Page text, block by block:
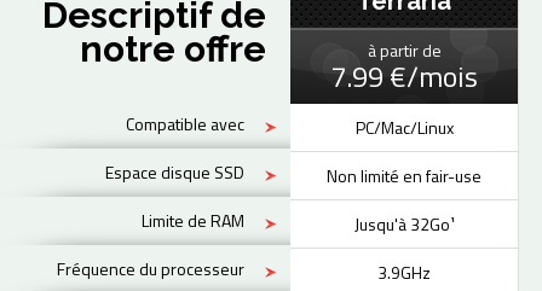
Descriptif de
notre offre
Compatible avec
Espace disque SSD
Limite de RAM
Fréquence du processeur
à partir de
7.99 €/mois
PC/Mac/Linux
Non limité en fair-use
Jusqu'à 32Go¹
3.9GHz